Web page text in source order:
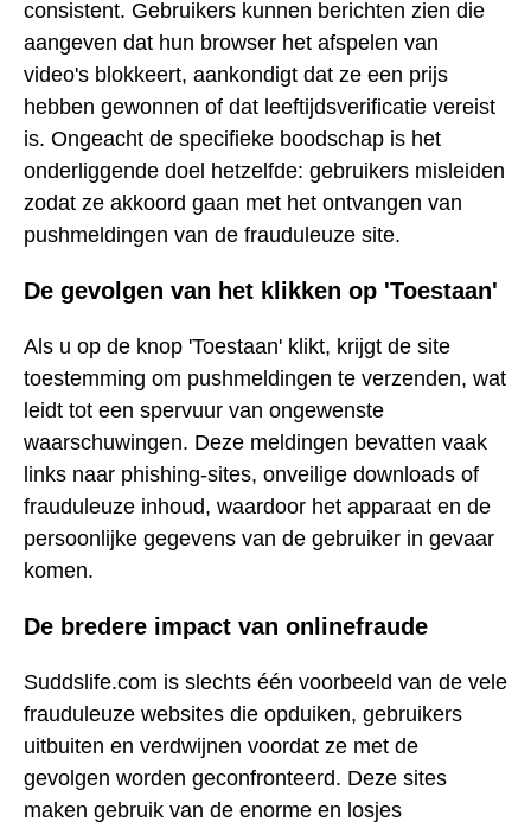
consistent. Gebruikers kunnen berichten zien die
aangeven dat hun browser het afspelen van
video's blokkeert, aankondigt dat ze een prijs
hebben gewonnen of dat leeftijdsverificatie vereist
is. Ongeacht de specifieke boodschap is het
onderliggende doel hetzelfde: gebruikers misleiden
zodat ze akkoord gaan met het ontvangen van
pushmeldingen van de frauduleuze site.
De gevolgen van het klikken op 'Toestaan'
Als u op de knop 'Toestaan' klikt, krijgt de site
toestemming om pushmeldingen te verzenden, wat
leidt tot een spervuur van ongewenste
waarschuwingen. Deze meldingen bevatten vaak
links naar phishing-sites, onveilige downloads of
frauduleuze inhoud, waardoor het apparaat en de
persoonlijke gegevens van de gebruiker in gevaar
komen.
De bredere impact van onlinefraude
Suddslife.com is slechts één voorbeeld van de vele
frauduleuze websites die opduiken, gebruikers
uitbuiten en verdwijnen voordat ze met de
gevolgen worden geconfronteerd. Deze sites
maken gebruik van de enorme en losjes